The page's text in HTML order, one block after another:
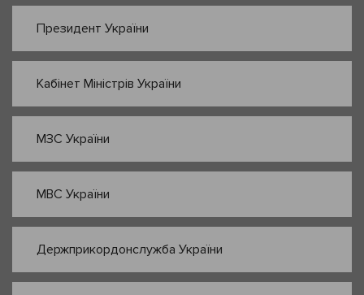
Президент України
Кабінет Міністрів України
МЗС України
МВС України
Держприкордонслужба України